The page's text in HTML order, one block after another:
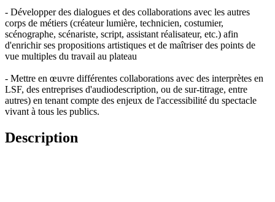
- Développer des dialogues et des collaborations avec les autres
corps de métiers (créateur lumière, technicien, costumier,
scénographe, scénariste, script, assistant réalisateur, etc.) afin
d'enrichir ses propositions artistiques et de maîtriser des points de
vue multiples du travail au plateau
- Mettre en œuvre différentes collaborations avec des interprètes en
LSF, des entreprises d'audiodescription, ou de sur-titrage, entre
autres) en tenant compte des enjeux de l'accessibilité du spectacle
vivant à tous les publics.
Description